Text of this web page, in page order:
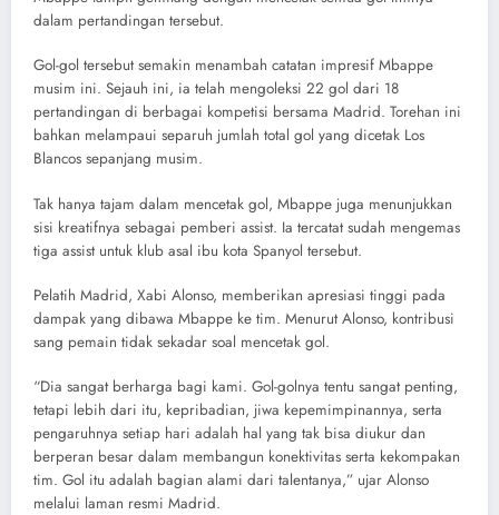
dalam pertandingan tersebut.
Gol-gol tersebut semakin menambah catatan impresif Mbappe
musim ini. Sejauh ini, ia telah mengoleksi 22 gol dari 18
pertandingan di berbagai kompetisi bersama Madrid. Torehan ini
bahkan melampaui separuh jumlah total gol yang dicetak Los
Blancos sepanjang musim.
Tak hanya tajam dalam mencetak gol, Mbappe juga menunjukkan
sisi kreatifnya sebagai pemberi assist. Ia tercatat sudah mengemas
tiga assist untuk klub asal ibu kota Spanyol tersebut.
Pelatih Madrid, Xabi Alonso, memberikan apresiasi tinggi pada
dampak yang dibawa Mbappe ke tim. Menurut Alonso, kontribusi
sang pemain tidak sekadar soal mencetak gol.
“Dia sangat berharga bagi kami. Gol-golnya tentu sangat penting,
tetapi lebih dari itu, kepribadian, jiwa kepemimpinannya, serta
pengaruhnya setiap hari adalah hal yang tak bisa diukur dan
berperan besar dalam membangun konektivitas serta kekompakan
tim. Gol itu adalah bagian alami dari talentanya,” ujar Alonso
melalui laman resmi Madrid.